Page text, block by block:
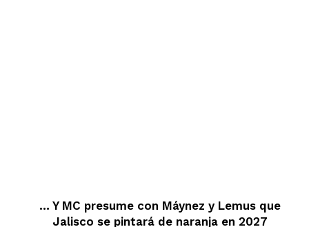
… Y MC presume con Máynez y Lemus que
Jalisco se pintará de naranja en 2027